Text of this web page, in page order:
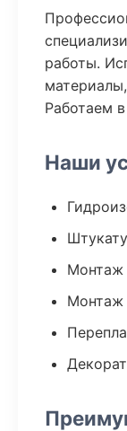
работы.
Работаем
Наши
Монтаж
Монтаж